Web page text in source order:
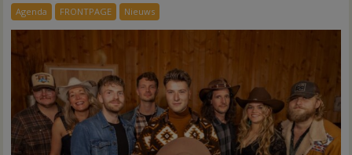
Agenda FRONTPAGE Nieuws